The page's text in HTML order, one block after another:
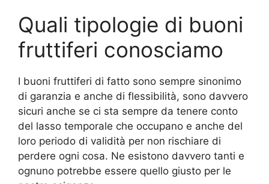
Quali tipologie di buoni
fruttiferi conosciamo
I buoni fruttiferi di fatto sono sempre sinonimo
di garanzia e anche di flessibilità, sono davvero
sicuri anche se ci sta sempre da tenere conto
del lasso temporale che occupano e anche del
loro periodo di validità per non rischiare di
perdere ogni cosa. Ne esistono davvero tanti e
ognuno potrebbe essere quello giusto per le